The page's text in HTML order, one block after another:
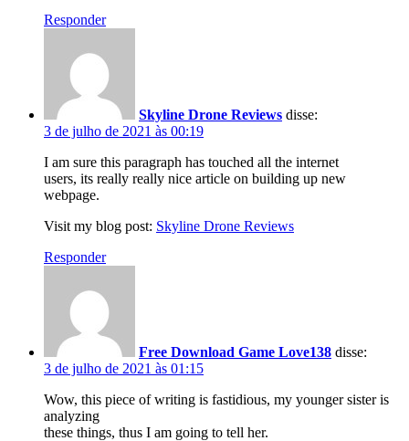
Responder
Skyline Drone Reviews disse:
3 de julho de 2021 às 00:19
I am sure this paragraph has touched all the internet
users, its really really nice article on building up new
webpage.
Visit my blog post: Skyline Drone Reviews
Responder
Free Download Game Love138 disse:
3 de julho de 2021 às 01:15
Wow, this piece of writing is fastidious, my younger sister is
analyzing
these things, thus I am going to tell her.